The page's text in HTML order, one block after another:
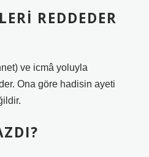
REDDEDER
ve icmâ yoluyla
Ona göre hadisin ayeti